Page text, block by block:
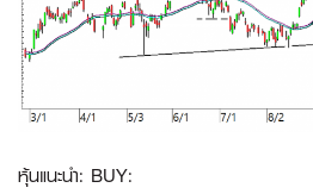
หุ้นแนะนำ: BUY: